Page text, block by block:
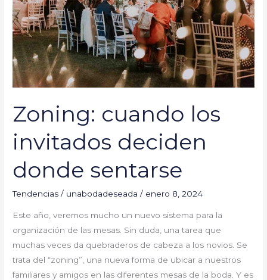
Zoning: cuando los
invitados deciden
donde sentarse
Tendencias / unabodadeseada/ enero 8, 2024
Este año, veremos mucho un nuevo sistema para la
organización de las mesas. Sin duda, una tarea que
muchas veces da quebraderos de cabeza a los novios. Se
trata del “zoning”, una nueva forma de ubicar a nuestros
familiares y amigos en las diferentes mesas de la boda. Y es
donde
sentarse